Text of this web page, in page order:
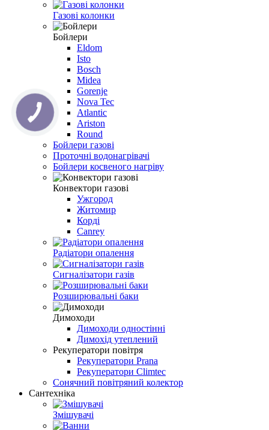
Газові колонки
Бойлери
Eldom
Isto
Bosch
Midea
Gorenje
Nova Tec
Atlantic
Ariston
Round
Бойлери газові
Проточні водонагрівачі
Бойлери косвеного нагріву
Конвектори газові
Ужгород
Житомир
Корді
Canrey
Радіатори опалення
Сигналізатори газів
Розширювальні баки
Димоходи
Димоходи одностінні
Димохід утеплений
Рекуператори повітря
Рекуператори Prana
Рекуператори Climtec
Сонячний повітряний колектор
Сантехніка
Змішувачі